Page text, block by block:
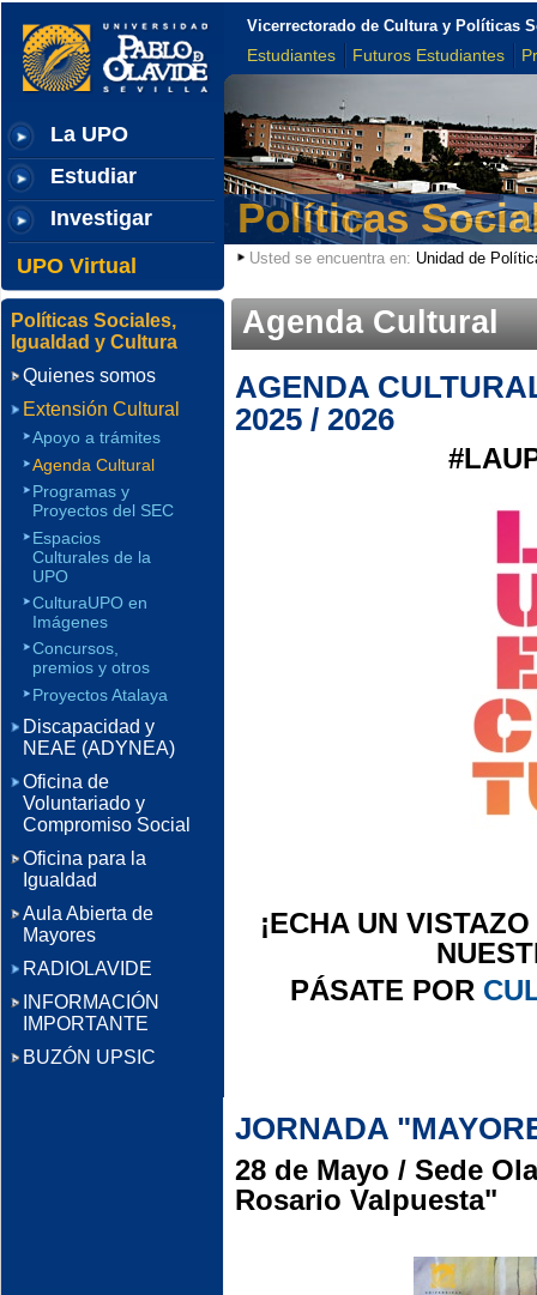
La UPO
Estudiar
Investigar
UPO Virtual
Vicerrectorado de Cultura y Políticas
Estudiantes Futuros Estudiantes
Políticas
Usted se encuentra en: Unidad de
Agenda Cultural
AGENDA
2025 / 2026
¡ECHA UN
PÁSATE POR
JORNADA
28 de Mayo / Sede
Rosario Valpuesta"
Políticas Sociales,
Igualdad y Cultura
Quienes somos
Extensión Cultural
Apoyo a trámites
Agenda Cultural
Programas y
Proyectos del SEC
Espacios
Culturales de la
UPO
CulturaUPO en
Imágenes
Concursos,
premios y otros
Proyectos Atalaya
Discapacidad y
NEAE (ADYNEA)
Oficina de
Voluntariado y
Compromiso Social
Oficina para la
Igualdad
Aula Abierta de
Mayores
RADIOLAVIDE
INFORMACIÓN
IMPORTANTE
BUZÓN UPSIC